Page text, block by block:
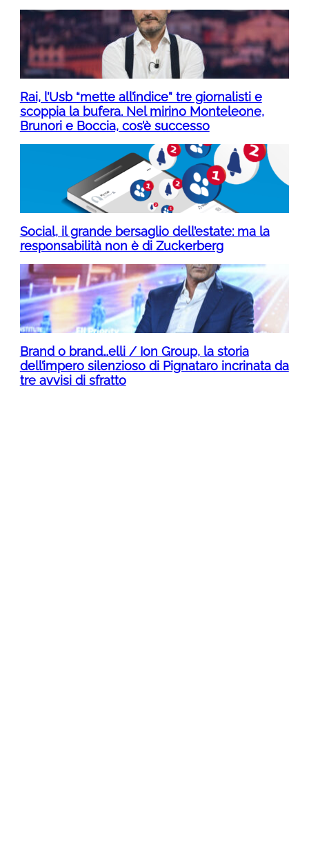
Rai, l’Usb “mette all’indice” tre giornalisti e
scoppia la bufera. Nel mirino Monteleone,
Brunori e Boccia, cos’è successo
Social, il grande bersaglio dell’estate: ma la
responsabilità non è di Zuckerberg
Brand o brand…elli / Ion Group, la storia
dell’impero silenzioso di Pignataro incrinata da
tre avvisi di sfratto